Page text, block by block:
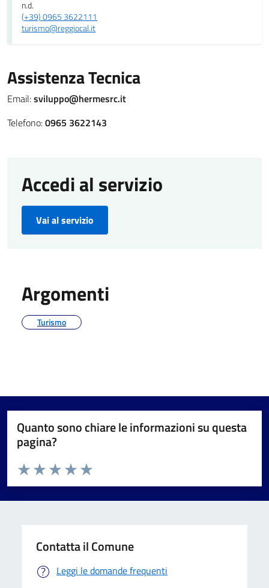
n.d.
(+39) 0965 3622111
turismo@reggiocal.it
Assistenza Tecnica
Email:sviluppo@hermesrc.it
Telefono:0965 3622143
Accedi al servizio
Vai al servizio
Argomenti
Turismo
Quanto sono chiare le informazioni su questa
pagina?
Valuta da 1 a 5 stelle la pagina
Valuta 5 stelle su 5
Valuta 4 stelle su 5
Valuta 3 stelle su 5
Valuta 2 stelle su 5
Valuta 1 stelle su 5
Contatta il Comune
Leggi le domande frequenti